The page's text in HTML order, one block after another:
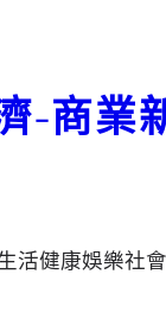
-商業
活健康娛樂社會